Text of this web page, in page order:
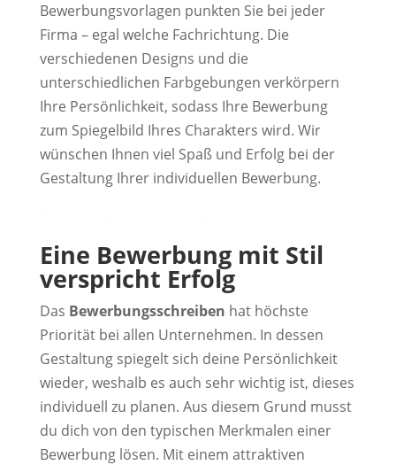
Bewerbungsvorlagen punkten Sie bei jeder
Firma – egal welche Fachrichtung. Die
verschiedenen Designs und die
unterschiedlichen Farbgebungen verkörpern
Ihre Persönlichkeit, sodass Ihre Bewerbung
zum Spiegelbild Ihres Charakters wird. Wir
wünschen Ihnen viel Spaß und Erfolg bei der
Gestaltung Ihrer individuellen Bewerbung.
Eine Bewerbung mit Stil
verspricht Erfolg
Das Bewerbungsschreiben hat höchste
Priorität bei allen Unternehmen. In dessen
Gestaltung spiegelt sich deine Persönlichkeit
wieder, weshalb es auch sehr wichtig ist, dieses
individuell zu planen. Aus diesem Grund musst
du dich von den typischen Merkmalen einer
Bewerbung lösen. Mit einem attraktiven